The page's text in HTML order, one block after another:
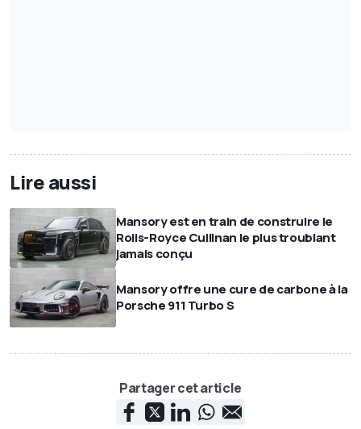
Lire aussi
Mansory est en train de construire le
Rolls-Royce Cullinan le plus troublant
jamais conçu
Mansory offre une cure de carbone à la
Porsche 911 Turbo S
Partager cet article